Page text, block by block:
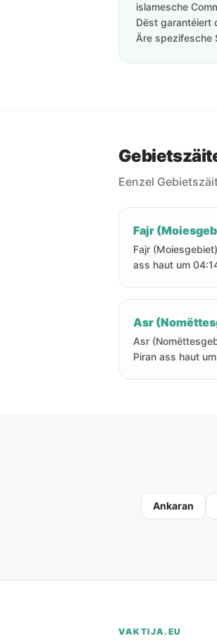
islamesche
Dëst garantéiert
Äre spezifesche
Eenzel
Fajr
Fajr
ass haut um
Asr
Asr
Piran ass haut
Ankaran
VAKTIJA.EU